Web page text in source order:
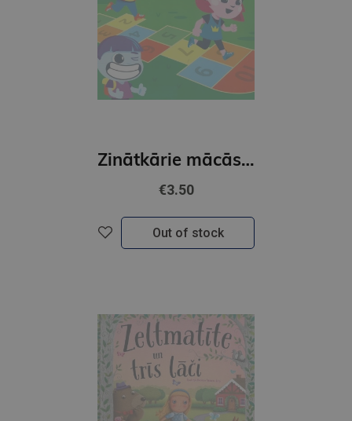
Zinātkārie mācās skaitīt. Ar uzlīmēm
€3.50
Out of stock